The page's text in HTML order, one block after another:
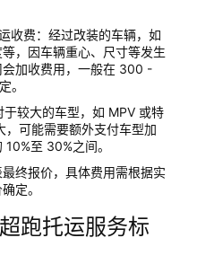
收费：经过改装的车辆，如
，因车辆重心、尺寸等发生
加收费用，一般在 300 -
。
较大的车型，如 MPV 或特
，可能需要额外支付车型加
至 30%之间。
终报价，具体费用需根据实
定。
跑托运服务标